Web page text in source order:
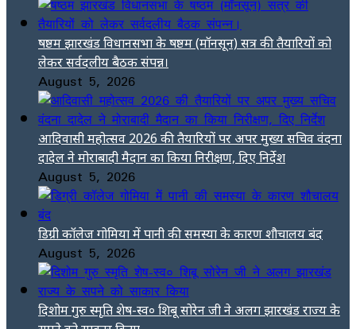
षष्ठम झारखंड विधानसभा के षष्ठम (मॉनसून) सत्र की तैयारियों को
लेकर सर्वदलीय बैठक संपन्न।
August 5, 2026
आदिवासी महोत्सव 2026 की तैयारियों पर अपर मुख्य सचिव वंदना
दादेल ने मोराबादी मैदान का किया निरीक्षण, दिए निर्देश
August 5, 2026
डिग्री कॉलेज गोमिया में पानी की समस्या के कारण शौचालय बंद
August 5, 2026
दिशोम गुरु स्मृति शेष-स्व० शिबू सोरेन जी ने अलग झारखंड राज्य के